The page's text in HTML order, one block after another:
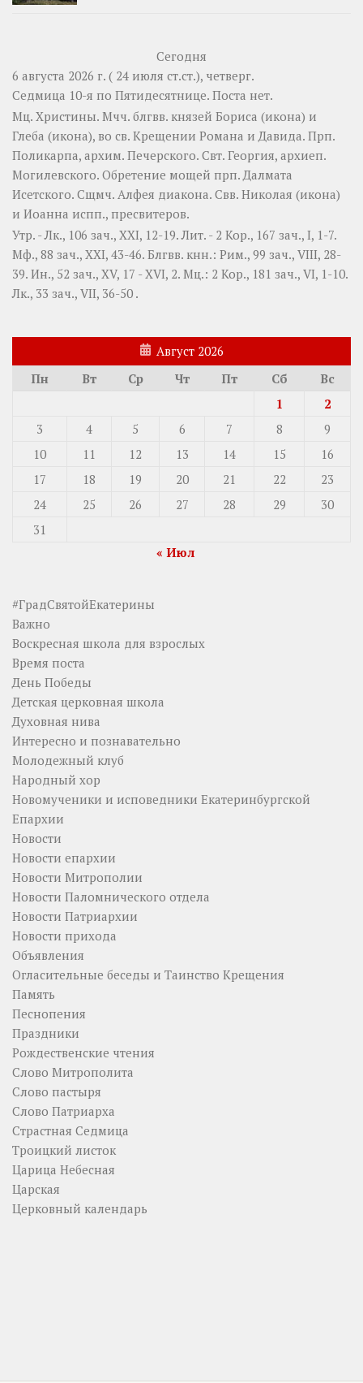
Сегодня
6 августа 2026 г. ( 24 июля ст.ст.), четверг.
Седмица 10-я по Пятидесятнице. Поста нет.
Мц. Христины. Мчч. блгвв. князей Бориса (икона) и
Глеба (икона), во св. Крещении Романа и Давида. Прп.
Поликарпа, архим. Печерского. Свт. Георгия, архиеп.
Могилевского. Обретение мощей прп. Далмата
Исетского. Сщмч. Алфея диакона. Свв. Николая (икона)
и Иоанна испп., пресвитеров.
Утр. -Лк., 106 зач., XXI, 12-19.Лит. - 2 Кор., 167 зач., I, 1-7.
Мф., 88 зач., XXI, 43-46. Блгвв. кнн.: Рим., 99 зач., VIII, 28-
39. Ин., 52 зач., XV, 17 - XVI, 2. Мц.: 2 Кор., 181 зач., VI, 1-10.
Лк., 33 зач., VII, 36-50 .
Август 2026
Пн
Вт Ср Чт Пт Сб
Вс
1
2
3
4 5 6 7 8
9
10
11 12 13 14 15
16
17
18 19 20 21 22
23
24
25 26 27 28 29
30
31
« Июл
#ГрадСвятойЕкатерины
Важно
Воскресная школа для взрослых
Время поста
День Победы
Детская церковная школа
Духовная нива
Интересно и познавательно
Молодежный клуб
Народный хор
Новомученики и исповедники Екатеринбургской
Епархии
Новости
Новости епархии
Новости Митрополии
Новости Паломнического отдела
Новости Патриархии
Новости прихода
Объявления
Огласительные беседы и Таинство Крещения
Память
Песнопения
Праздники
Рождественские чтения
Слово Митрополита
Слово пастыря
Слово Патриарха
Страстная Седмица
Троицкий листок
Царица Небесная
Царская
Церковный календарь